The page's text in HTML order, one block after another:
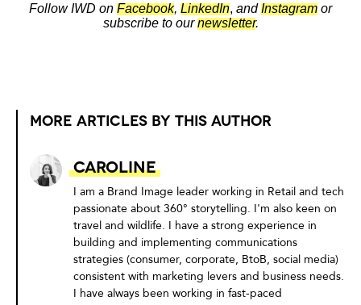
Follow IWD on Facebook, LinkedIn, andInstagram or
subscribe to ournewsletter.
MORE ARTICLES BY THIS AUTHOR
Caroline
I am a Brand Image leader working in Retail and tech
passionate about 360° storytelling. I'm also keen on
travel and wildlife. I have a strong experience in
building and implementing communications
strategies (consumer, corporate, BtoB, social media)
consistent with marketing levers and business needs.
I have always been working in fast-paced